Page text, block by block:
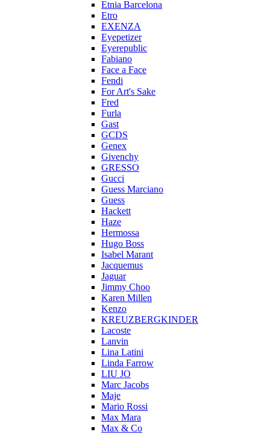
Etnia Barcelona
Etro
EXENZA
Eyepetizer
Eyerepublic
Fabiano
Face a Face
Fendi
For Art's Sake
Fred
Furla
Gast
GCDS
Genex
Givenchy
GRESSO
Gucci
Guess Marciano
Guess
Hackett
Haze
Hermossa
Hugo Boss
Isabel Marant
Jacquemus
Jaguar
Jimmy Choo
Karen Millen
Kenzo
KREUZBERGKINDER
Lacoste
Lanvin
Lina Latini
Linda Farrow
LIU JO
Marc Jacobs
Maje
Mario Rossi
Max Mara
Max & Co